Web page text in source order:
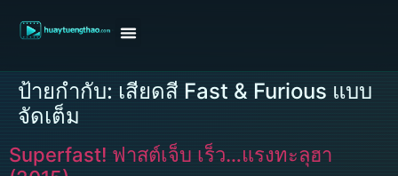
ป้ายกำกับ: เสียดสี Fast & Furious แบบ
จัดเต็ม
Superfast! ฟาสต์เจ็บ เร็ว…แรงทะลุฮา